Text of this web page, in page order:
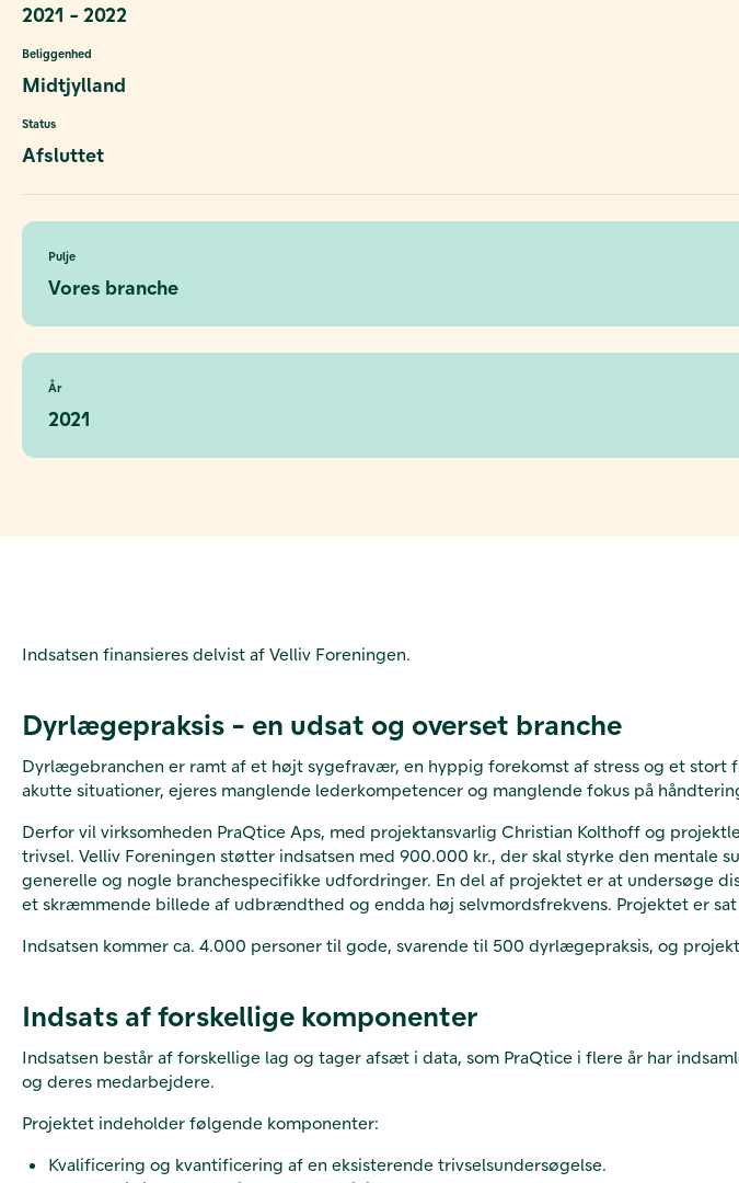
2021 - 2022
Beliggenhed
Midtjylland
Status
Afsluttet
Pulje
Vores branche
År
2021
Indsatsen finansieres delvist af Velliv Foreningen.
Dyrlægepraksis - en udsat og overset branche
Dyrlægebranchen er ramt af et højt sygefravær, en hyppig forekomst af stress og et
akutte situationer, ejeres manglende lederkompetencer og manglende fokus på
Derfor vil virksomheden PraQtice Aps, med projektansvarlig Christian Kolthoff og
trivsel. Velliv Foreningen støtter indsatsen med 900.000 kr., der skal styrke den mentale
generelle og nogle branchespecifikke udfordringer. En del af projektet er at undersøge
et skræmmende billede af udbrændthed og endda høj selvmordsfrekvens. Projektet er
Indsatsen kommer ca. 4.000 personer til gode, svarende til 500 dyrlægepraksis, og
Indsats af forskellige komponenter
Indsatsen består af forskellige lag og tager afsæt i data, som PraQtice i flere år har
og deres medarbejdere.
Projektet indeholder følgende komponenter:
Kvalificering og kvantificering af en eksisterende trivselsundersøgelse.